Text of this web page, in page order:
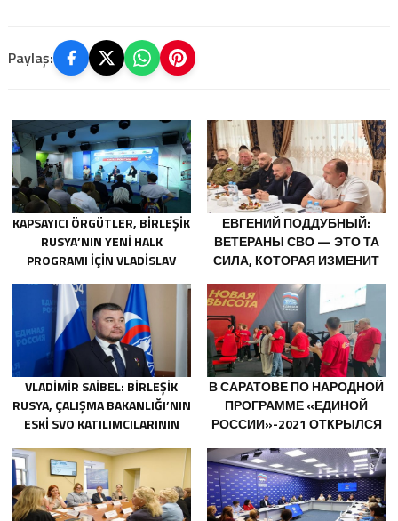
Paylaş:
KAPSAYICI ÖRGÜTLER, BIRLEŞIK
RUSYA’NIN YENI HALK
PROGRAMI IÇIN VLADISLAV
ЕВГЕНИЙ ПОДДУБНЫЙ:
ВЕТЕРАНЫ СВО — ЭТО ТА
СИЛА, КОТОРАЯ ИЗМЕНИТ
VLADIMIR SAIBEL: BIRLEŞIK
RUSYA, ÇALIŞMA BAKANLIĞI’NIN
ESKI SVO KATILIMCILARININ
SÜRECINI BASITLEŞTIRME
KARARINI DESTEKLIYOR
В САРАТОВЕ ПО НАРОДНОЙ
ПРОГРАММЕ «ЕДИНОЙ
РОССИИ»-2021 ОТКРЫЛСЯ
«НОВАЯ ВЫСОТА»